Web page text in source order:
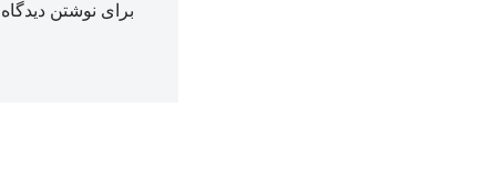
برای نوشتن دیدگاه